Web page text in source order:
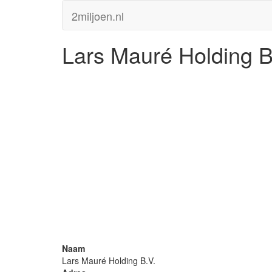
2miljoen.nl
Lars Mauré Holding
Naam
Lars Mauré Holding B.V.